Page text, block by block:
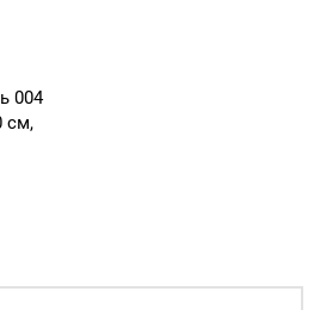
004
см,